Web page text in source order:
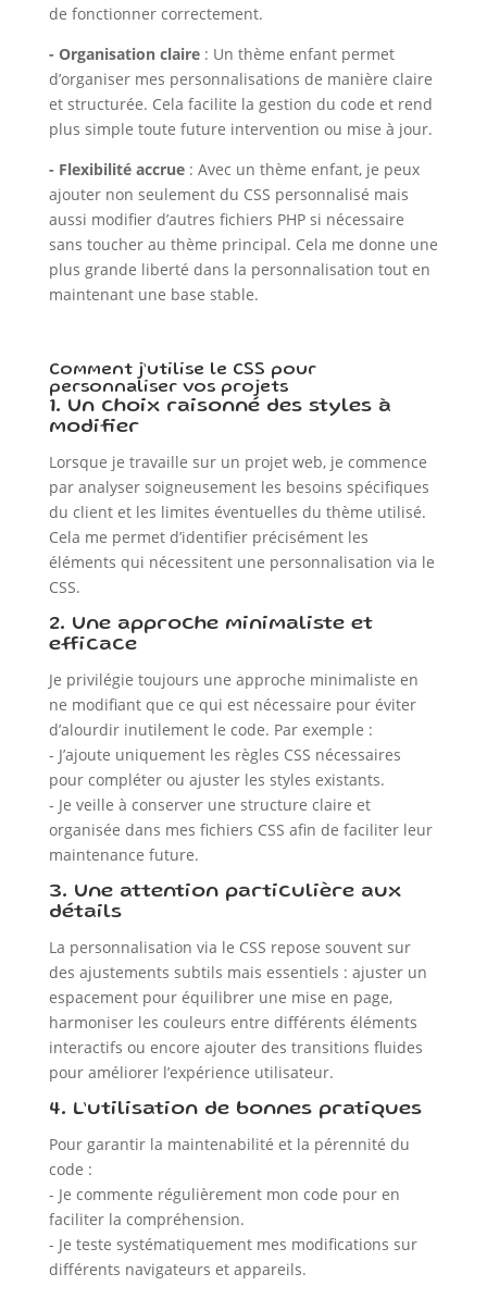
de fonctionner correctement.
- Organisation claire: Un thème enfant permet
d’organiser mes personnalisations de manière claire
et structurée. Cela facilite la gestion du code et rend
plus simple toute future intervention ou mise à jour.
- Flexibilité accrue: Avec un thème enfant, je peux
ajouter non seulement du CSS personnalisé mais
aussi modifier d’autres fichiers PHP si nécessaire
sans toucher au thème principal. Cela me donne une
plus grande liberté dans la personnalisation tout en
maintenant une base stable.
Comment j’utilise le CSS pour
personnaliser vos projets
1. Un choix raisonné des styles à
modifier
Lorsque je travaille sur un projet web, je commence
par analyser soigneusement les besoins spécifiques
du client et les limites éventuelles du thème utilisé.
Cela me permet d’identifier précisément les
éléments qui nécessitent une personnalisation via le
CSS.
2. Une approche minimaliste et
efficace
Je privilégie toujours une approche minimaliste en
ne modifiant que ce qui est nécessaire pour éviter
d’alourdir inutilement le code. Par exemple :
- J’ajoute uniquement les règles CSS nécessaires
pour compléter ou ajuster les styles existants.
- Je veille à conserver une structure claire et
organisée dans mes fichiers CSS afin de faciliter leur
maintenance future.
3. Une attention particulière aux
détails
La personnalisation via le CSS repose souvent sur
des ajustements subtils mais essentiels : ajuster un
espacement pour équilibrer une mise en page,
harmoniser les couleurs entre différents éléments
interactifs ou encore ajouter des transitions fluides
pour améliorer l’expérience utilisateur.
4. L’utilisation de bonnes pratiques
Pour garantir la maintenabilité et la pérennité du
code :
- Je commente régulièrement mon code pour en
faciliter la compréhension.
- Je teste systématiquement mes modifications sur
différents navigateurs et appareils.